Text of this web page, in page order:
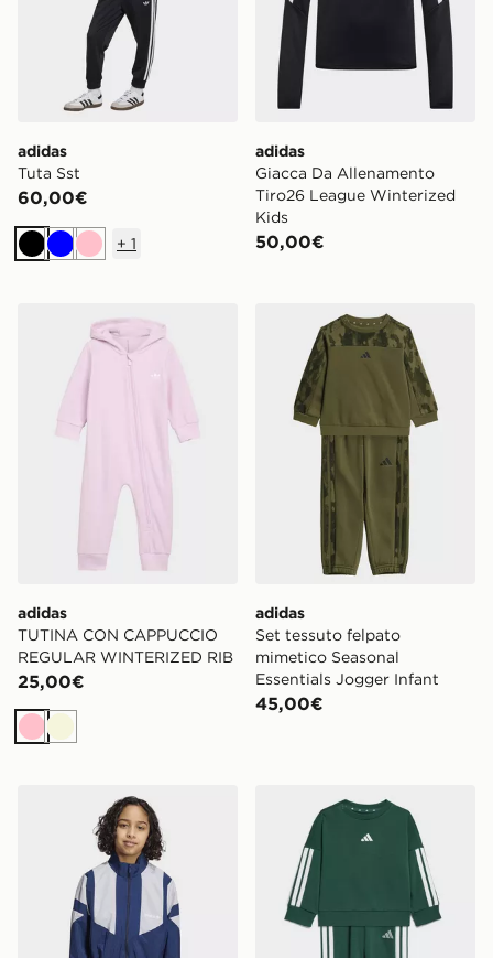
adidas
Tuta Sst
60,00€
NeroBluRosa
+ 1
adidas
Giacca Da Allenamento
Tiro26 League Winterized
Kids
50,00€
adidas TUTINA CON CAPPUCCIO REGULAR
adidas
TUTINA CON CAPPUCCIO
REGULAR WINTERIZED RIB
25,00€
RosaBeige
adidas Set tessuto felpato
adidas
Set tessuto felpato
mimetico Seasonal
Essentials Jogger Infant
45,00€
adidas GIACCA DA ALLENAMENTO OVERSIZE IN
adidas Tuta Essentials